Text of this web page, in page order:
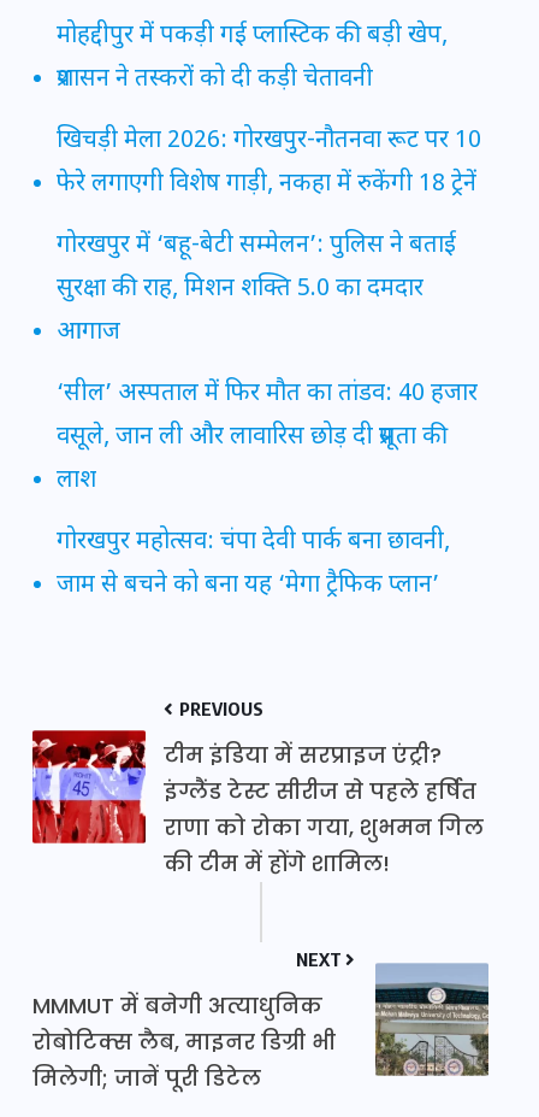
मोहद्दीपुर में पकड़ी गई प्लास्टिक की बड़ी खेप,
प्रशासन ने तस्करों को दी कड़ी चेतावनी
खिचड़ी मेला 2026: गोरखपुर-नौतनवा रूट पर 10
फेरे लगाएगी विशेष गाड़ी, नकहा में रुकेंगी 18 ट्रेनें
गोरखपुर में ‘बहू-बेटी सम्मेलन’: पुलिस ने बताई
सुरक्षा की राह, मिशन शक्ति 5.0 का दमदार
आगाज
‘सील’ अस्पताल में फिर मौत का तांडव: 40 हजार
वसूले, जान ली और लावारिस छोड़ दी प्रसूता की
लाश
गोरखपुर महोत्सव: चंपा देवी पार्क बना छावनी,
जाम से बचने को बना यह ‘मेगा ट्रैफिक प्लान’
PREVIOUS
टीम इंडिया में सरप्राइज एंट्री?
इंग्लैंड टेस्ट सीरीज से पहले हर्षित
राणा को रोका गया, शुभमन गिल
की टीम में होंगे शामिल!
NEXT
MMMUT में बनेगी अत्याधुनिक
रोबोटिक्स लैब, माइनर डिग्री भी
मिलेगी; जानें पूरी डिटेल